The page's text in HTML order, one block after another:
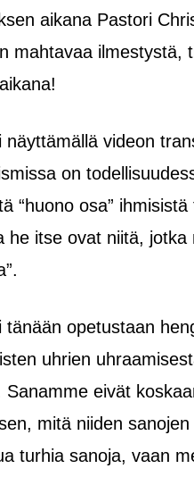
aikana Pastori
mahtavaa
näyttämällä videon
on
“huono osa”
he itse ovat niitä,
tänään opetustaan
uhrien
eivät
mitä niiden
turhia sanoja, vaan